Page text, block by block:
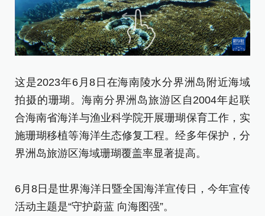
这是2023年6月8日在海南陵水分界洲岛附近海域
拍摄的珊瑚。海南分界洲岛旅游区自2004年起联
合海南省海洋与渔业科学院开展珊瑚保育工作，实
施珊瑚移植等海洋生态修复工程。经多年保护，分
界洲岛旅游区海域珊瑚覆盖率显著提高。
6月8日是世界海洋日暨全国海洋宣传日，今年宣传
活动主题是“守护蔚蓝 向海图强”。